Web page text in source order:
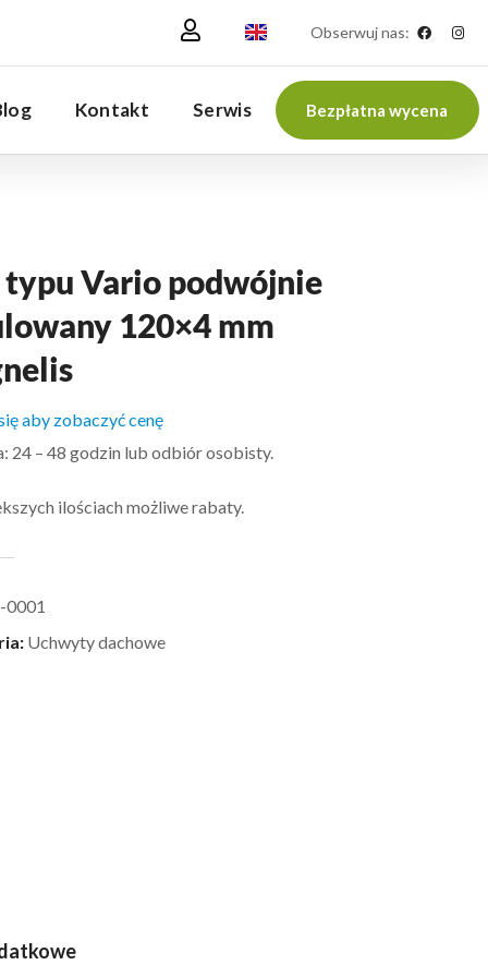
Obserwuj nas:
Kontakt Serwis Bezpłatna wycena
Vario podwójnie
120×4 mm
aby zobaczyć cenę
24 – 48 godzin lub odbiór osobisty.
ilościach możliwe rabaty.
0001
Uchwyty dachowe